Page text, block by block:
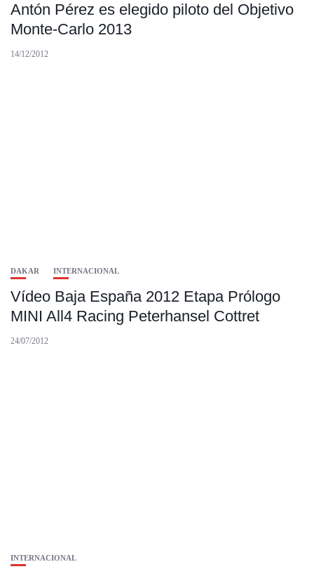
Antón Pérez es elegido piloto del Objetivo
Monte-Carlo 2013
14/12/2012
DAKAR INTERNACIONAL
Vídeo Baja España 2012 Etapa Prólogo
MINI All4 Racing Peterhansel Cottret
24/07/2012
INTERNACIONAL